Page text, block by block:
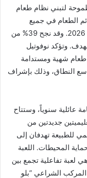
لتبني نظام طعام
يقل عن 25% من قوائم الطعام في جميع
فنادقها الـ600 للأطباق النباتية بحلول عام 2026. وقد نجح 39% من
وتؤكد نوفوتيل
طعام شهية ومستدامة
النطاق، وذلك بإشراف
عائلية سنوياً، وستتاح
جديدتين من
للطبيعة تهدفان إلى
المحيطات. اللعبة
لعبة تفاعلية تجمع بين
الشراعي “بلو